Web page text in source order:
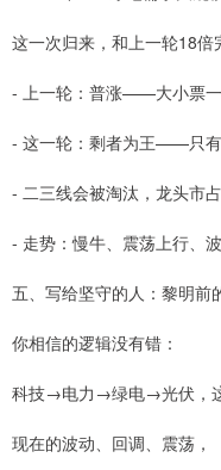
这一次归来，和上一轮18倍
- 上一轮：普涨——大小票
- 这一轮：剩者为王——只
- 二三线会被淘汰，龙头市
- 走势：慢牛、震荡上行、
五、写给坚守的人：黎明前
你相信的逻辑没有错：
科技→电力→绿电→光伏，这
现在的波动、回调、震荡，